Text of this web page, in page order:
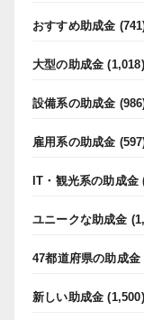
おすすめ助成金
大型の助成金 (1,018)
設備系の助成金
雇用系の助成金
IT・観光系の助成金
ユニークな助成金
47都道府県の助成金
新しい助成金 (1,500)